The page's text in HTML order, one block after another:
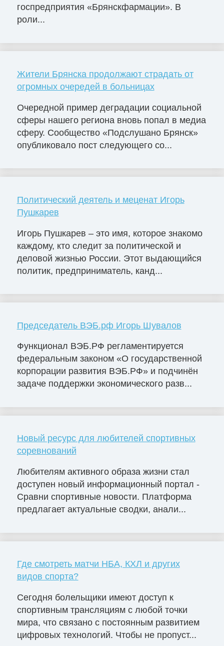
госпредприятия «Брянскфармации». В
роли...
Жители Брянска продолжают страдать от
огромных очередей в больницах
Очередной пример деградации социальной
сферы нашего региона вновь попал в медиа
сферу. Сообщество «Подслушано Брянск»
опубликовало пост следующего со...
Политический деятель и меценат Игорь
Пушкарев
Игорь Пушкарев – это имя, которое знакомо
каждому, кто следит за политической и
деловой жизнью России. Этот выдающийся
политик, предприниматель, канд...
Председатель ВЭБ.рф Игорь Шувалов
Функционал ВЭБ.РФ регламентируется
федеральным законом «О государственной
корпорации развития ВЭБ.РФ» и подчинён
задаче поддержки экономического разв...
Новый ресурс для любителей спортивных
соревнований
Любителям активного образа жизни стал
доступен новый информационный портал -
Сравни спортивные новости. Платформа
предлагает актуальные сводки, анали...
Где смотреть матчи НБА, КХЛ и других
видов спорта?
Сегодня болельщики имеют доступ к
спортивным трансляциям с любой точки
мира, что связано с постоянным развитием
цифровых технологий. Чтобы не пропуст...